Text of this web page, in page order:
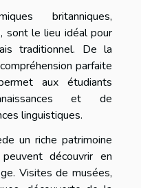
britanniques,
sont le lieu idéal pour
traditionnel. De la
parfaite
aux étudiants
et de
linguistiques.
un riche patrimoine
découvrir en
Visites de musées,